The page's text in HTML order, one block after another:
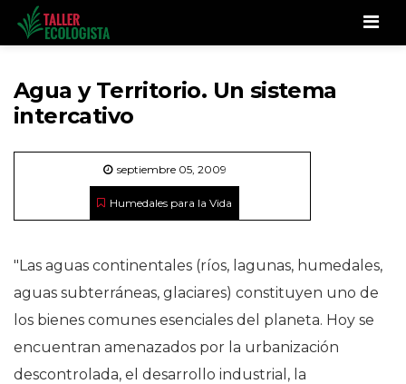
Agua y Territorio. Un sistema
intercativo
septiembre 05, 2009
Humedales para la Vida
"Las aguas continentales (ríos, lagunas, humedales,
aguas subterráneas, glaciares) constituyen uno de
los bienes comunes esenciales del planeta. Hoy se
encuentran amenazados por la urbanización
descontrolada, el desarrollo industrial, la